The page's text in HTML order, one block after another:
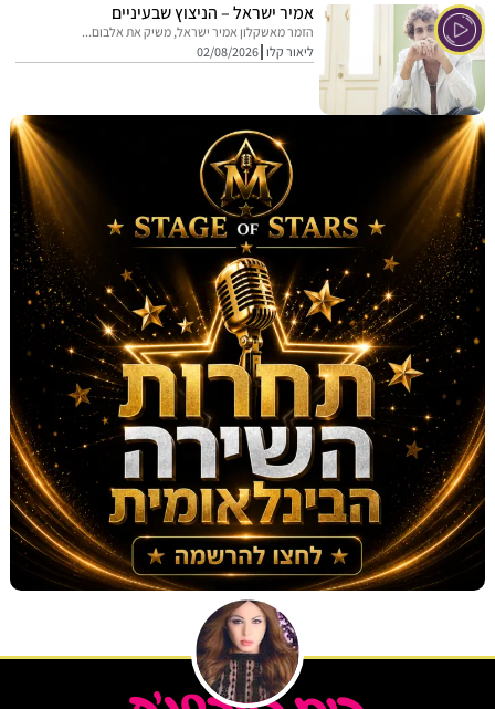
אמיר ישראל – הניצוץ שבעיניים
הזמר מאשקלון אמיר ישראל, משיק את אלבום...
ליאור קלו 02/08/2026